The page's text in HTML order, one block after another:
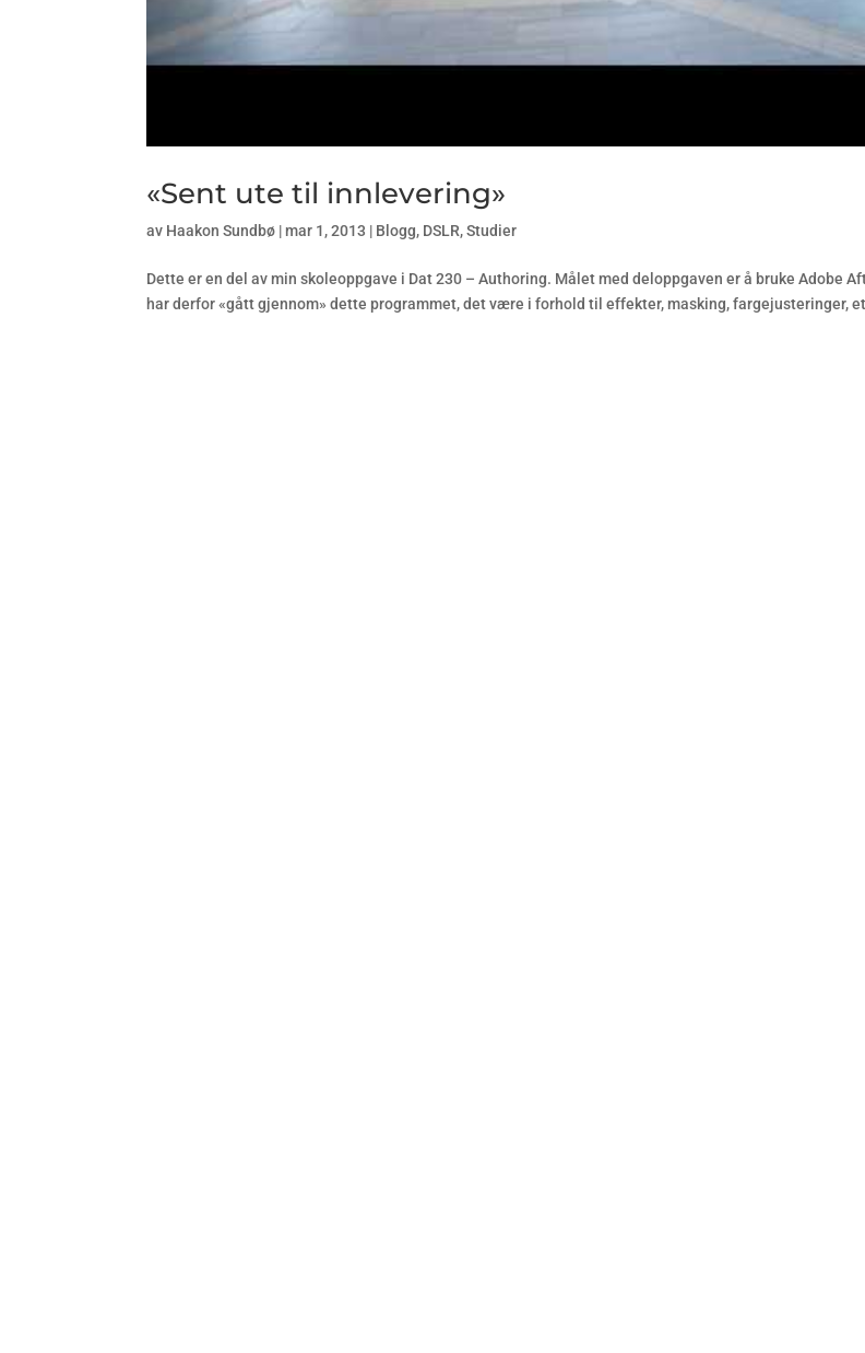
«Sent ute til innlevering»
av Haakon Sundbø |mar 1, 2013 | Blogg, DSLR,Studier
Dette er en del av min skoleoppgave i Dat 230 – Authoring. Målet med deloppgaven er å bruke Adobe
har derfor «gått gjennom» dette programmet, det være i forhold til effekter, masking, fargejusteringer,